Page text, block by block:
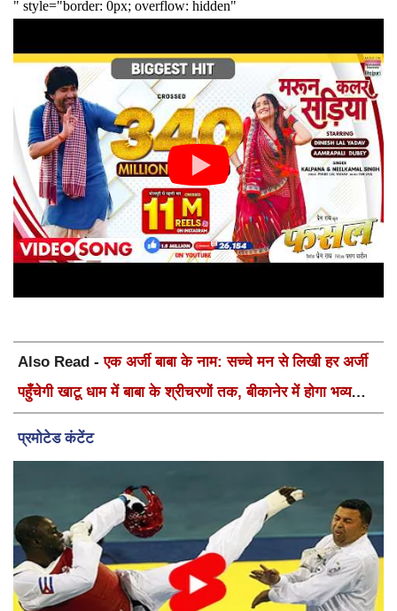
Also Read -एक अर्जी बाबा के नाम: सच्चे मन से लिखी हर अर्जी
पहुँचेगी खाटू धाम में बाबा के श्रीचरणों तक, बीकानेर में होगा भव्य